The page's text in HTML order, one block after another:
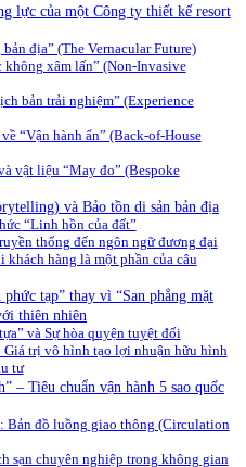
lực của một Công ty thiết kế resort
địa” (The Vernacular Future)
không xâm lấn” (Non-Invasive
bản trải nghiệm” (Experience
“Vận hành ẩn” (Back-of-House
vật liệu “May đo” (Bespoke
và Bảo tồn di sản bản địa
“Linh hồn của đất”
thống đến ngôn ngữ đương đại
hàng là một phần của câu
tạp” thay vì “San phẳng mặt
thiên nhiên
và Sự hòa quyện tuyệt đối
Giá trị vô hình tạo lợi nhuận hữu hình
tư
– Tiêu chuẩn vận hành 5 sao quốc
Bản đồ luồng giao thông (Circulation
sạn chuyên nghiệp trong không gian